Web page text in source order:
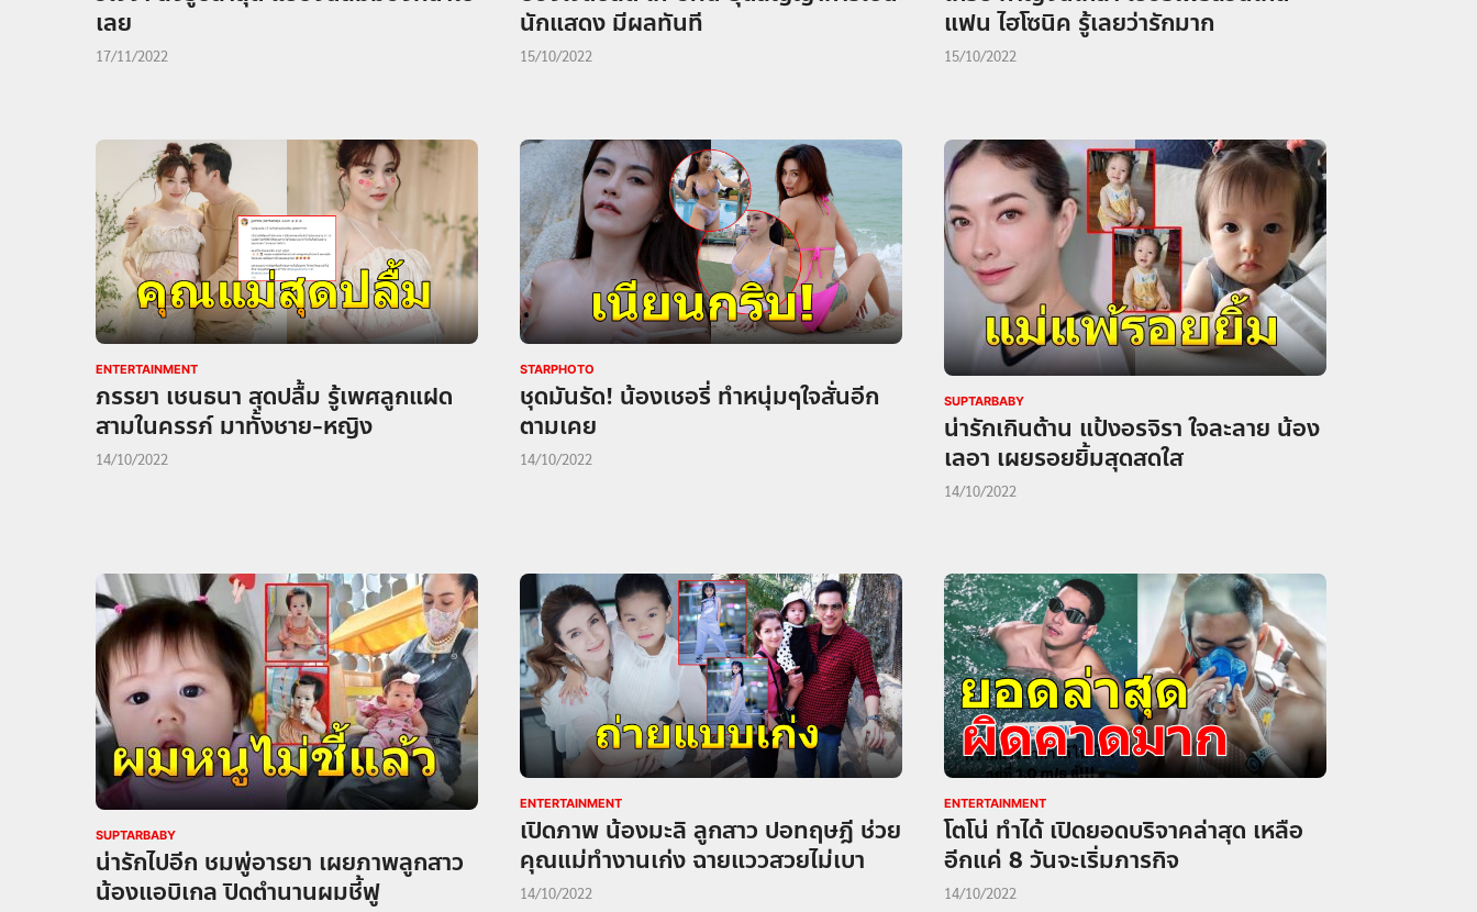
เลย
17/11/2022
นักแสดง มีผลทันที
15/10/2022
แฟน ไฮโซนิค รู้เลยว่ารักมาก
15/10/2022
ENTERTAINMENT
ภรรยา เชนธนา สุดปลื้ม รู้เพศลูกแฝด
สามในครรภ์ มาทั้งชาย-หญิง
14/10/2022
STARPHOTO
ชุดมันรัด! น้องเชอรี่ ทำหนุ่มๆใจสั่นอีก
ตามเคย
14/10/2022
SUPTARBABY
น่ารักเกินต้าน แป้งอรจิรา ใจละลาย น้อง
เลอา เผยรอยยิ้มสุดสดใส
14/10/2022
SUPTARBABY
น่ารักไปอีก ชมพู่อารยา เผยภาพลูกสาว
น้องแอบิเกล ปิดตำนานผมชี้ฟู
ENTERTAINMENT
เปิดภาพ น้องมะลิ ลูกสาว ปอทฤษฎี ช่วย
คุณแม่ทำงานเก่ง ฉายแววสวยไม่เบา
14/10/2022
ENTERTAINMENT
โตโน่ ทำได้ เปิดยอดบริจาคล่าสุด เหลือ
อีกแค่ 8 วันจะเริ่มภารกิจ
14/10/2022